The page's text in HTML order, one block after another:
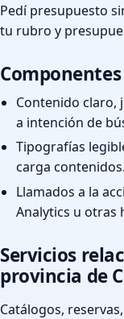
Pedí presupuesto
tu rubro y
Contenido claro,
a intención de
Tipografías
carga contenidos.
Llamados a la
Analytics u otras
Servicios
provincia de
Catálogos, reservas,